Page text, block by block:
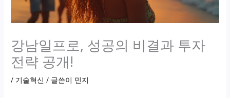
강남일프로, 성공의 비결과 투자
전략 공개!
/ 기술혁신 / 글쓴이 민지